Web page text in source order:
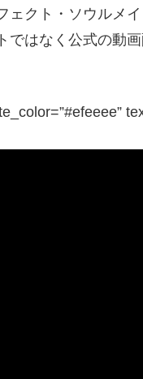
ェクト・ソウルメ
ではなく公式の動